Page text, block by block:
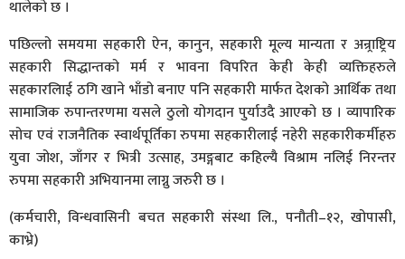
थालेको छ ।
पछिल्लो समयमा सहकारी ऐन, कानुन, सहकारी मूल्य मान्यता र अन्र्राष्ट्रिय
सहकारी सिद्धान्तको मर्म र भावना विपरित केही केही व्यक्तिहरुले
सहकारलिाई ठगि खाने भाँडो बनाए पनि सहकारी मार्फत देशको आर्थिक तथा
सामाजिक रुपान्तरणमा यसले ठुलो योगदान पुर्याउदै आएको छ । व्यापारिक
सोच एवं राजनैतिक स्वार्थपूर्तिका रुपमा सहकारीलाई नहेरी सहकारीकर्मीहरु
युवा जोश, जाँगर र भित्री उत्साह, उमङ्गबाट कहिल्यै विश्राम नलिई निरन्तर
रुपमा सहकारी अभियानमा लाग्नु जरुरी छ ।
(कर्मचारी, विन्धवासिनी बचत सहकारी संस्था लि., पनौती–१२, खोपासी,
काभ्रे)